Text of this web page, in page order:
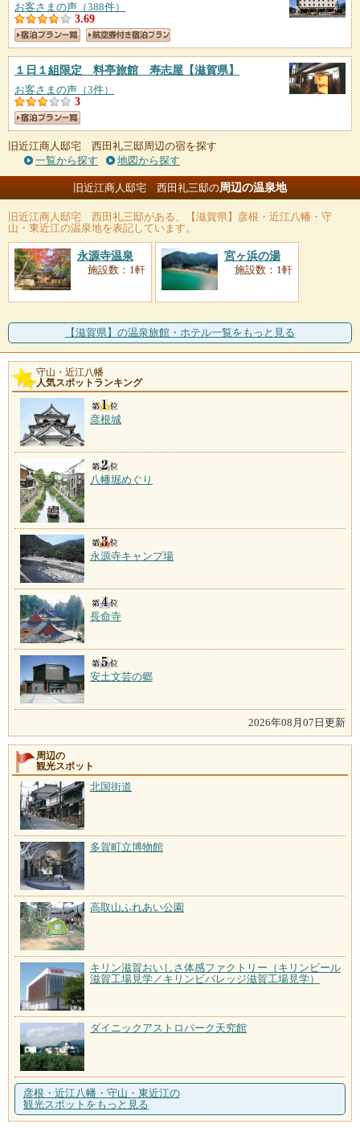
お客さまの声（388件）
3.69
１日１組限定 料亭旅館 寿志屋 【滋賀県】
お客さまの声（3件）
3
旧近江商人邸宅 西田礼三邸周辺の宿を探す
一覧から探す
地図から探す
旧近江商人邸宅 西田礼三邸の周辺の温泉地
旧近江商人邸宅 西田礼三邸がある、【滋賀県】彦根・近江八幡・守
山・東近江の温泉地を表記しています。
永源寺温泉
施設数：1軒
宮ヶ浜の湯
施設数：1軒
【滋賀県】の温泉旅館・ホテル一覧をもっと見る
守山・近江八幡
人気スポットランキング
彦根城
八幡堀めぐり
永源寺キャンプ場
長命寺
安土文芸の郷
2026年08月07日更新
周辺の
観光スポット
北国街道
多賀町立博物館
高取山ふれあい公園
キリン滋賀おいしさ体感ファクトリー（キリンビール
滋賀工場見学／キリンビバレッジ滋賀工場見学）
ダイニックアストロパーク天究館
彦根・近江八幡・守山・東近江の
観光スポットをもっと見る